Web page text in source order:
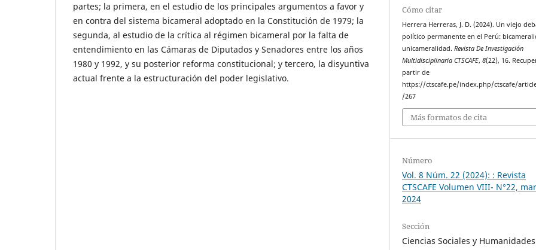
partes; la primera, en el estudio de los principales argumentos a favor y
en contra del sistema bicameral adoptado en la Constitución de 1979; la
segunda, al estudio de la crítica al régimen bicameral por la falta de
entendimiento en las Cámaras de Diputados y Senadores entre los años
1980 y 1992, y su posterior reforma constitucional; y tercero, la disyuntiva
actual frente a la estructuración del poder legislativo.
Cómo citar
Herrera Herreras, J. D. (2024). Un viejo
político permanente en el Perú:
unicameralidad.Revista De Investigación
Multidisciplinaria CTSCAFE,8(22), 16.
partir de
https://ctscafe.pe/index.php/ctscafe/
/267
Más formatos de cita
Número
Vol. 8 Núm. 22 (2024): : Revista
CTSCAFE Volumen VIII- N°22,
2024
Sección
Ciencias Sociales y Humanidades